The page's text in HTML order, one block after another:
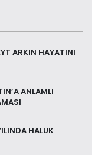
ARKIN HAYATINI
ANLAMLI
HALUK